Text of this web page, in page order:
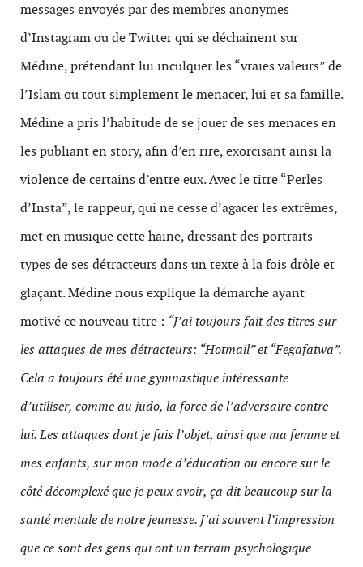
messages envoyés par des membres anonymes
d’Instagram ou de Twitter qui se déchainent sur
Médine, prétendant lui inculquer les “vraies valeurs” de
l’Islam ou tout simplement le menacer, lui et sa famille.
Médine a pris l’habitude de se jouer de ses menaces en
les publiant en story, afin d’en rire, exorcisant ainsi la
violence de certains d’entre eux. Avec le titre “Perles
d’Insta”, le rappeur, qui ne cesse d’agacer les extrêmes,
met en musique cette haine, dressant des portraits
types de ses détracteurs dans un texte à la fois drôle et
glaçant. Médine nous explique la démarche ayant
motivé ce nouveau titre : “J’ai toujours fait des titres sur
les attaques de mes détracteurs: “Hotmail” et “Fegafatwa”.
Cela a toujours été une gymnastique intéressante
d’utiliser, comme au judo, la force de l’adversaire contre
lui. Les attaques dont je fais l’objet, ainsi que ma femme et
mes enfants, sur mon mode d’éducation ou encore sur le
côté décomplexé que je peux avoir, ça dit beaucoup sur la
santé mentale de notre jeunesse. J’ai souvent l’impression
que ce sont des gens qui ont un terrain psychologique